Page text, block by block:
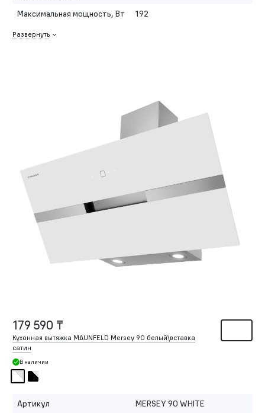
Максимальная мощность, Вт 192
Развернуть
179 590 ₸
Кухонная вытяжка MAUNFELD Mersey 90 белый\вставка
сатин
В наличии
Артикул
MERSEY 90 WHITE